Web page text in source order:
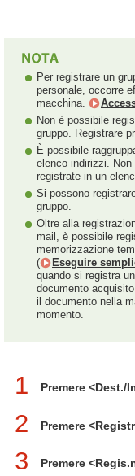
Per registrare un
personale, occorre
macchina.
Non è possibile
gruppo. Registrare
È possibile
elenco indirizzi. Non
registrate in un
Si possono
gruppo.
Oltre alla
mail, è possibile
memorizzazione
(
Eseguire
quando si registra
documento
il documento nella
momento.
1 Premere <Dest./
2 Premere
3 Premere